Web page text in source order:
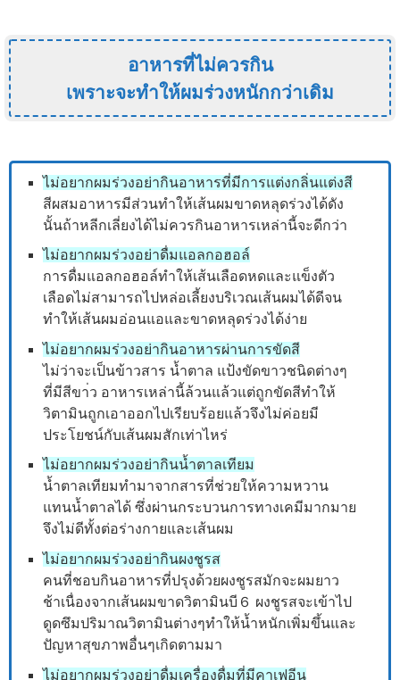
อาหารที่ไม่ควรกิน
เพราะจะทำให้ผมร่วงหนักกว่าเดิม
ไม่อยากผมร่วงอย่ากินอาหารที่มีการแต่งกลิ่นแต่งสี
สีผสมอาหารมีส่วนทำให้เส้นผมขาดหลุดร่วงได้ดัง
นั้นถ้าหลีกเลี่ยงได้ไม่ควรกินอาหารเหล่านี้จะดีกว่า
ไม่อยากผมร่วงอย่าดื่มแอลกอฮอล์
การดื่มแอลกอฮอล์ทำให้เส้นเลือดหดและแข็งตัว
เลือดไม่สามารถไปหล่อเลี้ยงบริเวณเส้นผมได้ดีจน
ทำให้เส้นผมอ่อนแอและขาดหลุดร่วงได้ง่าย
ไม่อยากผมร่วงอย่ากินอาหารผ่านการขัดสี
ไม่ว่าจะเป็นข้าวสาร น้ำตาล แป้งขัดขาวชนิดต่างๆ
ที่มีสีขา่ว อาหารเหล่านี้ล้วนแล้วแต่ถูกขัดสีทำให้
วิตามินถูกเอาออกไปเรียบร้อยแล้วจึงไม่ค่อยมี
ประโยชน์กับเส้นผมสักเท่าไหร่
ไม่อยากผมร่วงอย่ากินน้ำตาลเทียม
น้ำตาลเทียมทำมาจากสารที่ช่วยให้ความหวาน
แทนน้ำตาลได้ ซึ่งผ่านกระบวนการทางเคมีมากมาย
จึงไม่ดีทั้งต่อร่างกายและเส้นผม
ไม่อยากผมร่วงอย่ากินผงชูรส
คนที่ชอบกินอาหารที่ปรุงด้วยผงชูรสมักจะผมยาว
ช้าเนื่องจากเส้นผมขาดวิตามินบี６ ผงชูรสจะเข้าไป
ดูดซึมปริมาณวิตามินต่างๆทำให้น้ำหนักเพิ่มขึ้นและ
ปัญหาสุขภาพอื่นๆเกิดตามมา
ไม่อยากผมร่วงอย่าดื่มเครื่องดื่มที่มีคาเฟอีน